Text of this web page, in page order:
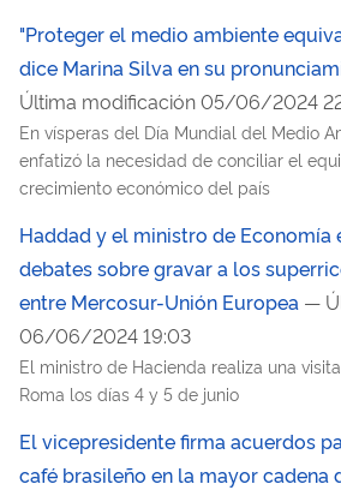
"Proteger el medio ambiente
dice Marina Silva en su
Última modificación 05/06/2024
En vísperas del Día Mundial del Medio
enfatizó la necesidad de conciliar el
crecimiento económico del país
Haddad y el ministro de Economía
debates sobre gravar a los
entre Mercosur-Unión Europea —
06/06/2024 19:03
El ministro de Hacienda realiza una
Roma los días 4 y 5 de junio
El vicepresidente firma acuerdos
café brasileño en la mayor cadena